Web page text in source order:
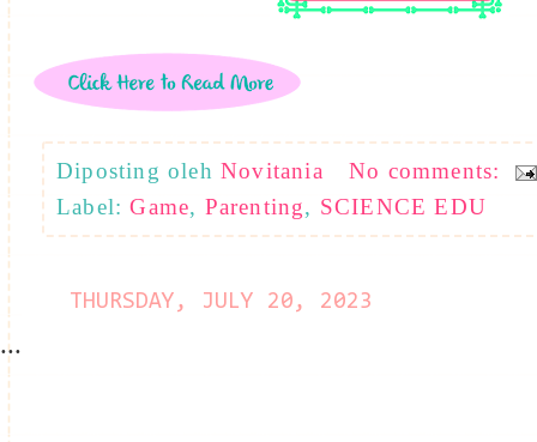
Diposting oleh Novitania
No comments:
Label:Game, Parenting, SCIENCE EDU
THURSDAY, JULY 20, 2023
...